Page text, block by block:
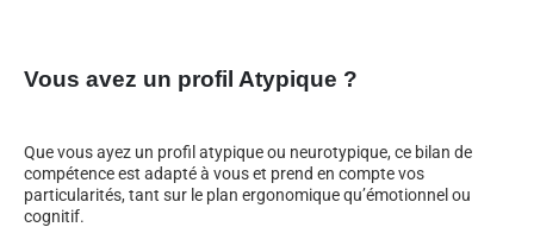
Vous avez un profil Atypique ?
Que vous ayez un profil atypique ou neurotypique, ce bilan de
compétence est adapté à vous et prend en compte vos
particularités, tant sur le plan ergonomique qu’émotionnel ou
cognitif.